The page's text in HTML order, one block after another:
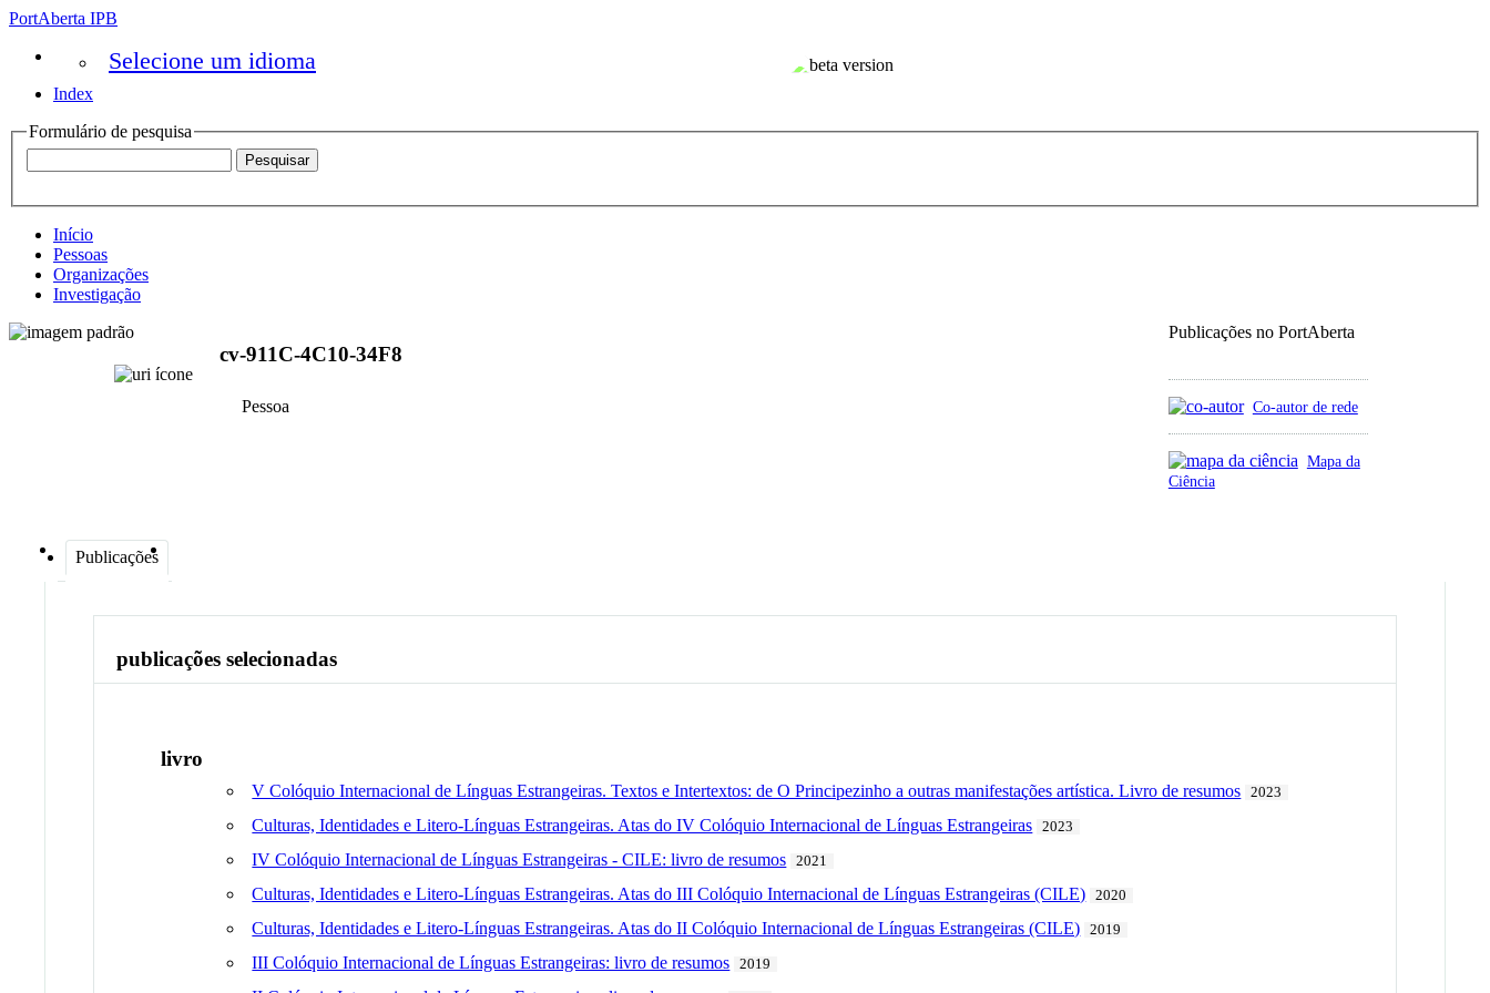
PortAberta IPB
Selecione um idioma
Index
Formulário de pesquisa
Início
Pessoas
Organizações
Investigação
Publicações no PortAberta
Co-autor de rede
Mapa da
Ciência
cv-911C-4C10-34F8
Pessoa
Publicações
publicações selecionadas
livro
V Colóquio Internacional de Línguas Estrangeiras. Textos e Intertextos: de O Principezinho a outras manifestações artística. Livro de resumos 2023
Culturas, Identidades e Litero-Línguas Estrangeiras. Atas do IV Colóquio Internacional de Línguas Estrangeiras 2023
IV Colóquio Internacional de Línguas Estrangeiras - CILE: livro de resumos 2021
Culturas, Identidades e Litero-Línguas Estrangeiras. Atas do III Colóquio Internacional de Línguas Estrangeiras (CILE) 2020
Culturas, Identidades e Litero-Línguas Estrangeiras. Atas do II Colóquio Internacional de Línguas Estrangeiras (CILE) 2019
III Colóquio Internacional de Línguas Estrangeiras: livro de resumos 2019